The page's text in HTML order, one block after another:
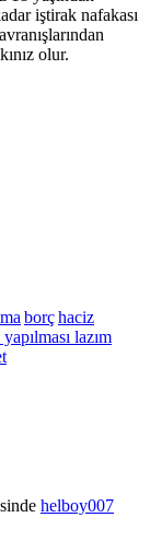
iştirak nafakası
olur.
borçhaciz
lazım
helboy007